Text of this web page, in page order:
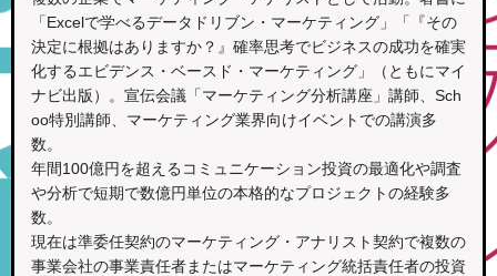
「Excelで学べるデータドリブン・マーケティング」「『その
決定に根拠はありますか？』確率思考でビジネスの成功を確実
化するエビデンス・ベースド・マーケティング」（ともにマイ
ナビ出版）。宣伝会議「マーケティング分析講座」講師、Sch
oo特別講師、マーケティング業界向けイベントでの講演多
数。
年間100億円を超えるコミュニケーション投資の最適化や調査
や分析で短期で数億円単位の本格的なプロジェクトの経験多
数。
現在は準委任契約のマーケティング・アナリスト契約で複数の
事業会社の事業責任者またはマーケティング統括責任者の投資